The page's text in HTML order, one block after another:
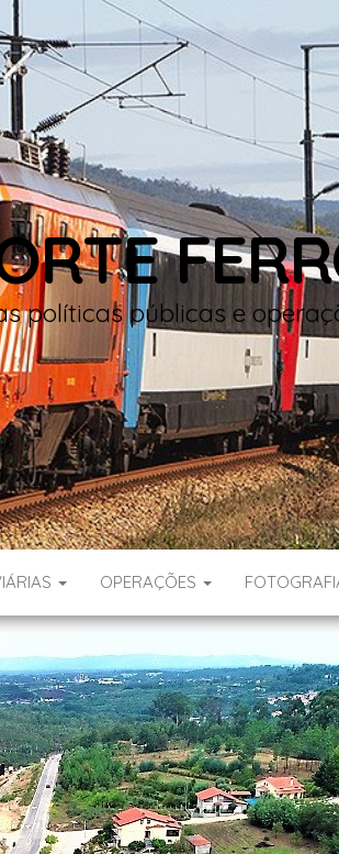
políticas públicas e
OPERAÇÕES